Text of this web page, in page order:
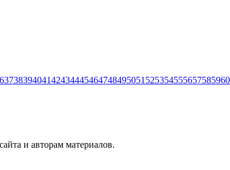
373839404142434445464748495051 525354555657585960
и авторам материалов.